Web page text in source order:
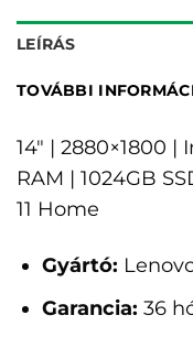
LEÍRÁS
TOVÁBBI
14" | 2880×1800 |
RAM | 1024GB
11 Home
Gyártó:
Garancia: 36